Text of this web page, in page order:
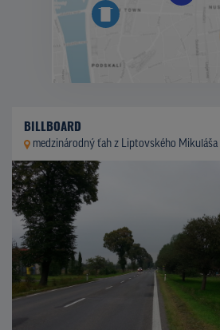
BILLBOARD
medzinárodný ťah z Liptovského